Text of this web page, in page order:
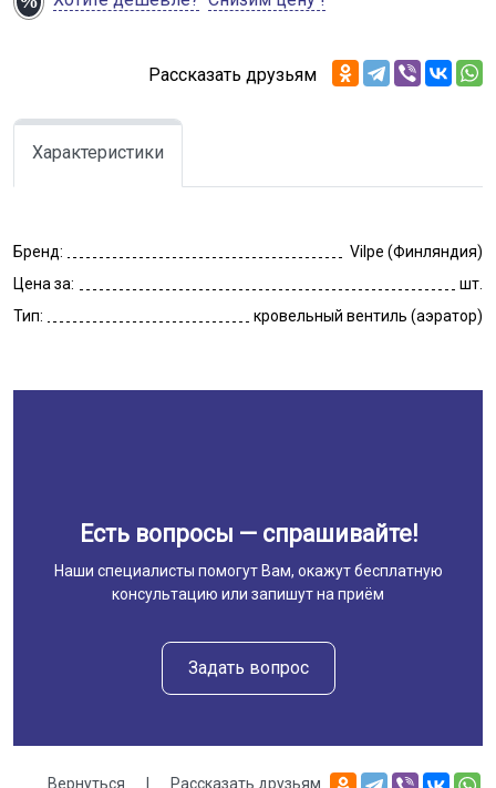
Рассказать друзьям
Характеристики
Бренд:
Vilpe (Финляндия)
Цена за:
шт.
Тип:
кровельный вентиль (аэратор)
Есть вопросы — спрашивайте!
Наши специалисты помогут Вам, окажут бесплатную
консультацию или запишут на приём
Задать вопрос
Вернуться | Рассказать друзьям